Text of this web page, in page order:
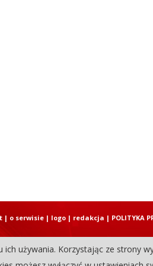
| o serwisie| logo| redakcja | POLITYKA
ich używania. Korzystając ze strony